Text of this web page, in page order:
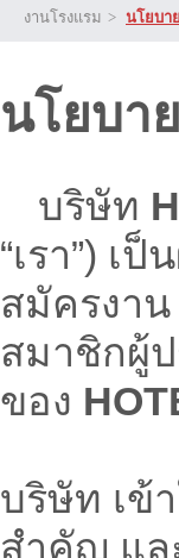
งานโรงแรม > นโยบา
นโยบา
บริษัท
“เรา”) เ
สมัครงา
สมาชิกผู้
ของ
บริษัท เข้
สำคัญ แล